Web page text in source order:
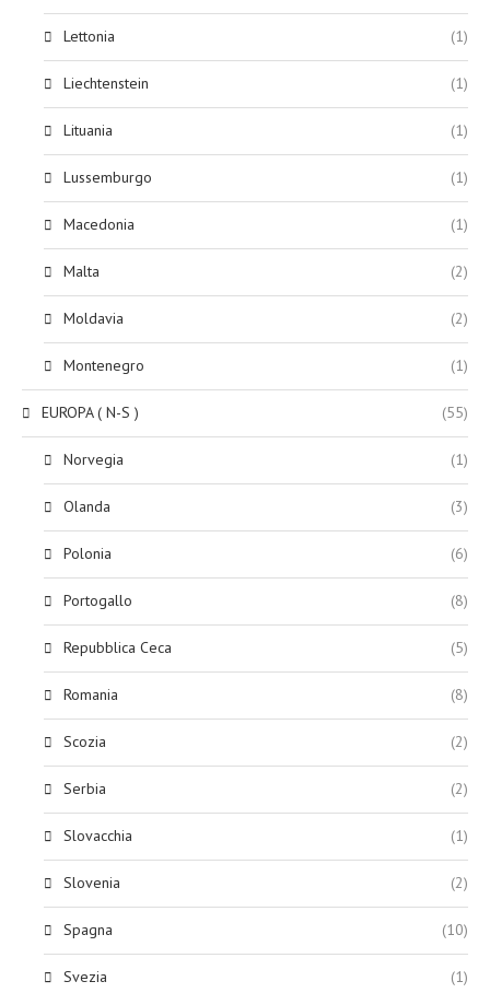
Lettonia (1)
Liechtenstein (1)
Lituania (1)
Lussemburgo (1)
Macedonia (1)
Malta (2)
Moldavia (2)
Montenegro (1)
EUROPA ( N-S ) (55)
Norvegia (1)
Olanda (3)
Polonia (6)
Portogallo (8)
Repubblica Ceca (5)
Romania (8)
Scozia (2)
Serbia (2)
Slovacchia (1)
Slovenia (2)
Spagna (10)
Svezia (1)